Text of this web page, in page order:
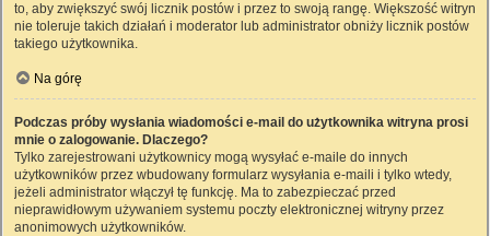
to, aby zwiększyć swój licznik postów i przez to swoją rangę. Większość witryn
nie toleruje takich działań i moderator lub administrator obniży licznik postów
takiego użytkownika.
Na górę
Podczas próby wysłania wiadomości e-mail do użytkownika witryna prosi
mnie o zalogowanie. Dlaczego?
Tylko zarejestrowani użytkownicy mogą wysyłać e-maile do innych
użytkowników przez wbudowany formularz wysyłania e-maili i tylko wtedy,
jeżeli administrator włączył tę funkcję. Ma to zabezpieczać przed
nieprawidłowym używaniem systemu poczty elektronicznej witryny przez
anonimowych użytkowników.